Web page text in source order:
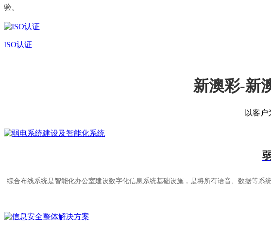
验。
ISO认证
新澳彩-新
以客户
综合布线系统是智能化办公室建设数字化信息系统基础设施，是将所有语音、数据等